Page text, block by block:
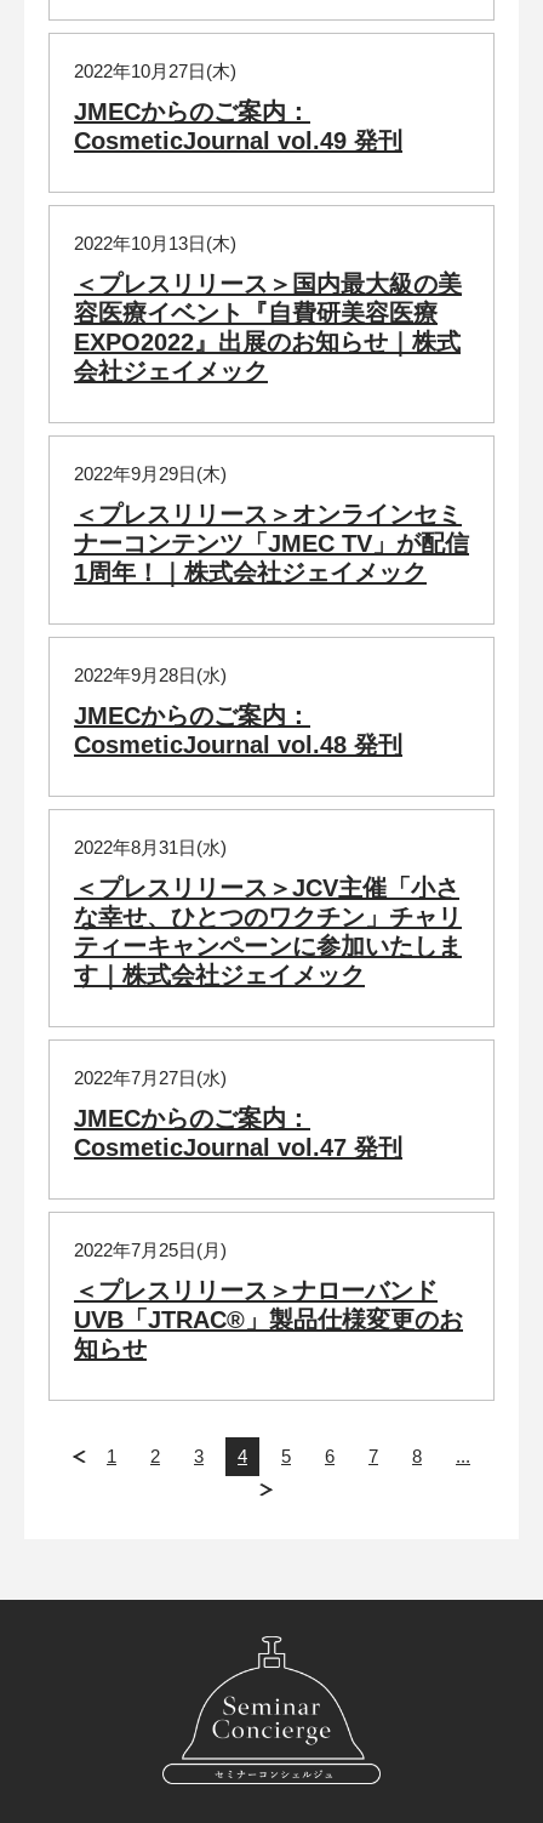
2022年10月27日(木)
JMECからのご案内：
CosmeticJournal vol.49 発刊
2022年10月13日(木)
＜プレスリリース＞国内最大級の美
容医療イベント『自費研美容医療
EXPO2022』出展のお知らせ｜株式
会社ジェイメック
2022年9月29日(木)
＜プレスリリース＞オンラインセミ
ナーコンテンツ「JMEC TV」が配信
1周年！｜株式会社ジェイメック
2022年9月28日(水)
JMECからのご案内：
CosmeticJournal vol.48 発刊
2022年8月31日(水)
＜プレスリリース＞JCV主催「小さ
な幸せ、ひとつのワクチン」チャリ
ティーキャンペーンに参加いたしま
す｜株式会社ジェイメック
2022年7月27日(水)
JMECからのご案内：
CosmeticJournal vol.47 発刊
2022年7月25日(月)
＜プレスリリース＞ナローバンド
UVB「JTRAC®」製品仕様変更のお
知らせ
1 2 3 4 5 6 7 8 ...